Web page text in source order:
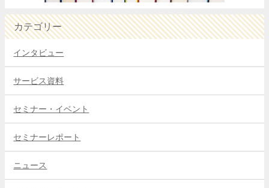
カテゴリー
インタビュー
サービス資料
セミナー・イベント
セミナーレポート
ニュース